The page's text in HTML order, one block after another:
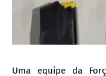
Uma equipe da